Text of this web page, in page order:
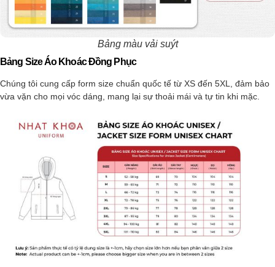
Bảng màu vải suýt
Bảng Size Áo Khoác Đồng Phục
Chúng tôi cung cấp form size chuẩn quốc tế từ XS đến 5XL, đảm bảo
vừa vặn cho mọi vóc dáng, mang lại sự thoải mái và tự tin khi mặc.